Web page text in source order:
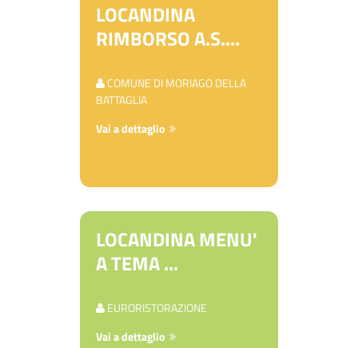
LOCANDINA
RIMBORSO A.S....
COMUNE DI MORIAGO DELLA
BATTAGLIA
Vai a dettaglio
LOCANDINA MENU'
A TEMA ...
EURORISTORAZIONE
Vai a dettaglio